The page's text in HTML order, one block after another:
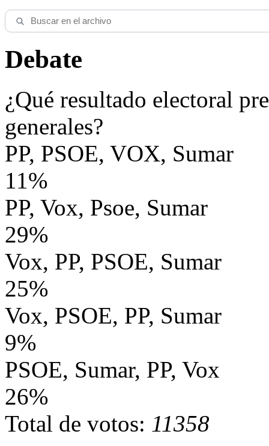
Debate
¿Qué resultado electoral
generales?
PP, PSOE, VOX, Sumar
11%
PP, Vox, Psoe, Sumar
29%
Vox, PP, PSOE, Sumar
25%
Vox, PSOE, PP, Sumar
9%
PSOE, Sumar, PP, Vox
26%
Total de votos: 11358